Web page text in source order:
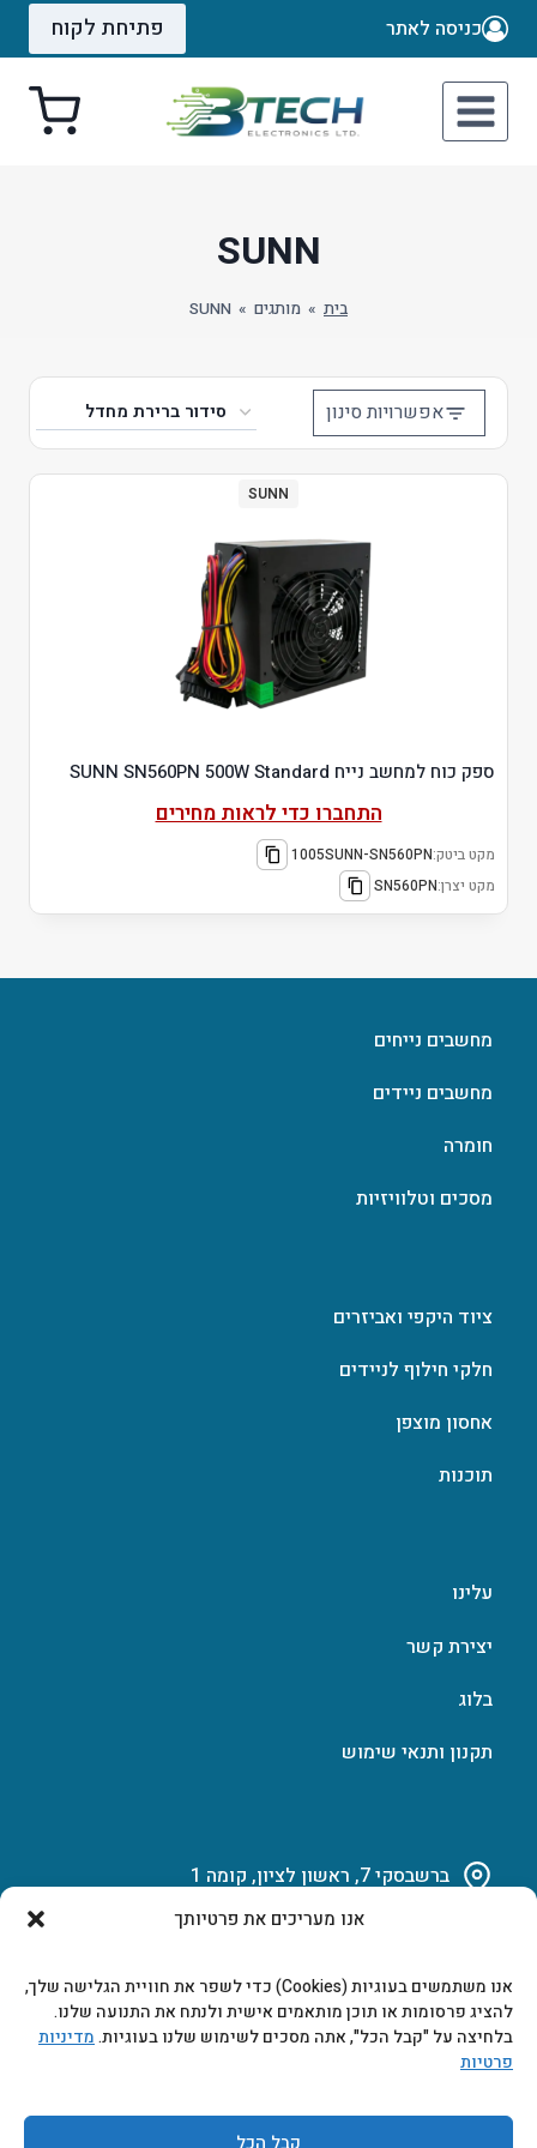
אנו מעריכים את פרטיותך
אנו משתמשים בעוגיות (Cookies) כדי לשפר את חוויית הגלישה שלך,
להציג פרסומות או תוכן מותאמים אישית ולנתח את התנועה שלנו.
בלחיצה על "קבל הכל", אתה מסכים לשימוש שלנו בעוגיות.מדיניות
פרטיות
קבל הכל
Skip
כניסה לאתר פתיחת לקוח
SUNN
בית » מותגים »
SUNN
אפשרויות סינון
SUNN
ספק כוח למחשב נייח SUNN SN560PN 500W Standard
התחברו כדי לראות מחירים
מקט ביטק:1005SUNN-SN560PN
מקט יצרן:SN560PN
מחשבים נייחים
מחשבים ניידים
חומרה
מסכים וטלוויזיות
ציוד היקפי ואביזרים
חלקי חילוף לניידים
אחסון מוצפן
תוכנות
עלינו
יצירת קשר
בלוג
תקנון ותנאי שימוש
ברשבסקי 7, ראשון לציון, קומה 1
marketing@b-tech.co.il